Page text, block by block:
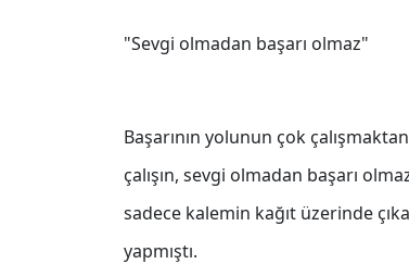
"Sevgi olmadan başarı olmaz"
Başarının yolunun çok
çalışın, sevgi olmadan başarı
sadece kalemin kağıt üzerinde
yapmıştı.